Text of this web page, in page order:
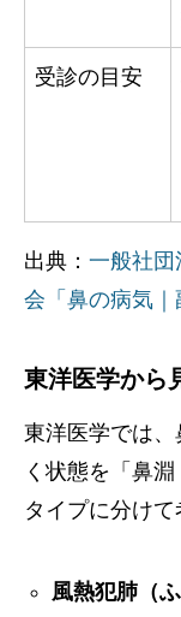
受診の目安
出典： 一般社団
会「鼻の病気｜
東洋医学から
東洋医学では
く状態を「鼻
タイプに分けて
風熱犯肺（